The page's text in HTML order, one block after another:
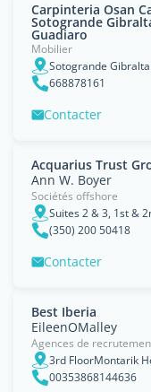
Carpinteria Osan
Sotogrande
Guadiaro
Mobilier
Sotogrande
668878161
Contacter
Acquarius Trust
Ann W. Boyer
Sociétés offshore
Suites 2 & 3, 1st &
(350) 200 50418
Contacter
Best Iberia
EileenOMalley
Agences de
3rd FloorMontarik
00353868144636